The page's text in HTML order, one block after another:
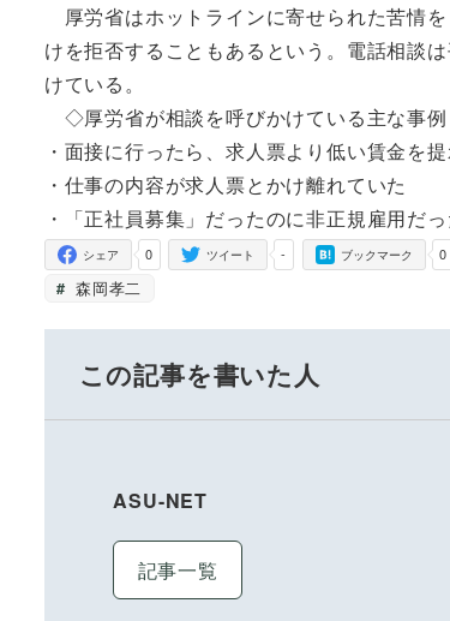
厚労省はホットラインに寄せられた苦情
けを拒否することもあるという。電話相談
けている。
◇厚労省が相談を呼びかけている主な事例
・面接に行ったら、求人票より低い賃金を
・仕事の内容が求人票とかけ離れていた
・「正社員募集」だったのに非正規雇用だっ
0
シェア -
ツイート 0
ブックマーク
森岡孝二
この記事を書いた人
ASU-NET
記事一覧